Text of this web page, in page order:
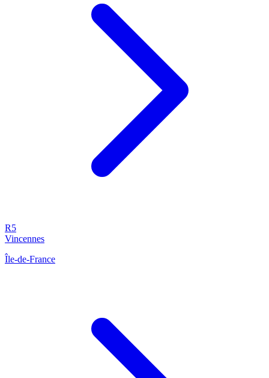
R5
Vincennes
Île-de-France